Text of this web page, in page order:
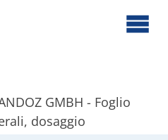
GMBH - Foglio
dosaggio